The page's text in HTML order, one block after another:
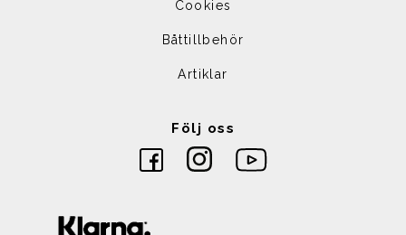
Cookies
Båttillbehör
Artiklar
Följ oss